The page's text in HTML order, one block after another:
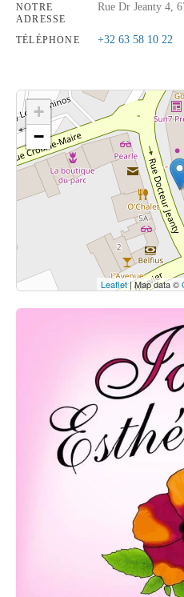
NOTRE
ADRESSE
Rue Dr Jeanty 4,
TÉLÉPHONE +32 63 58 10 22
Cliquez sur le bouton
Voir
+
−
Leaflet| Map data ©